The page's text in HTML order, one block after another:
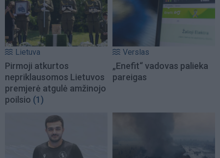
Lietuva
Pirmoji atkurtos
nepriklausomos Lietuvos
premjerė atgulė amžinojo
poilsio (1)
Verslas
„Enefit“ vadovas palieka
pareigas